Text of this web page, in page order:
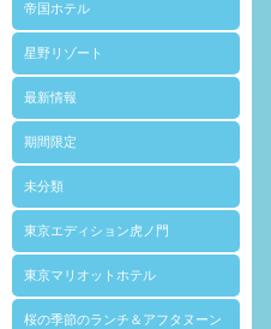
帝国ホテル
星野リゾート
最新情報
期間限定
未分類
東京エディション虎ノ門
東京マリオットホテル
桜の季節のランチ＆アフタヌーン